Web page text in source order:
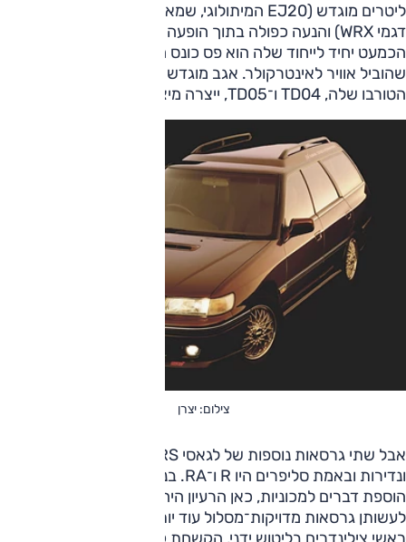
ליטרים מוגדש (EJ20 המיתולוגי, שמאוחר יותר שימוש את כל
דגמי WRX) והנעה כפולה בתוך הופעה מצטנעת, שהרמז החיצוני
הכמעט יחיד לייחוד שלה הוא פס כונס האוויר במכסה המנוע
שהוביל אוויר לאינטרקולר. אגב מוגדש ואינטרקולר, את מגדשי
הטורבו שלה, TD04 ו־TD05, ייצרה מיצובישי...
צילום: יצרן
ונדירות ובאמת סליפרים היו R ו־RA. בניגוד לנוהג שהתבסס על
הוספת דברים למכוניות, כאן הרעיון היה להפשיט אותן כדי
לעשותן גרסאות מדויקות־מסלול עוד יותר. בוכנות מחוזקות,